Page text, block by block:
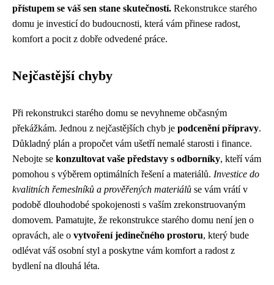
přístupem se váš sen stane skutečností. Rekonstrukce starého
domu je investicí do budoucnosti, která vám přinese radost,
komfort a pocit z dobře odvedené práce.
Nejčastější chyby
Při rekonstrukci starého domu se nevyhneme občasným
překážkám. Jednou z nejčastějších chyb je podcenění přípravy.
Důkladný plán a propočet vám ušetří nemalé starosti i finance.
Nebojte se konzultovat vaše představy s odborníky, kteří vám
pomohou s výběrem optimálních řešení a materiálů. Investice do
kvalitních řemeslníků a prověřených materiálů se vám vrátí v
podobě dlouhodobé spokojenosti s vaším zrekonstruovaným
domovem. Pamatujte, že rekonstrukce starého domu není jen o
opravách, ale o vytvoření jedinečného prostoru, který bude
odlévat váš osobní styl a poskytne vám komfort a radost z
bydlení na dlouhá léta.